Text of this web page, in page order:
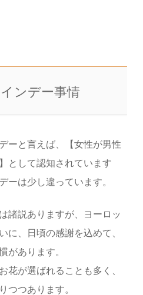
ンデー事情
ーと言えば、【女性が男性
として認知されています
ーは少し違っています。
諸説ありますが、ヨーロッ
に、日頃の感謝を込めて、
があります。
花が選ばれることも多く、
つつあります。